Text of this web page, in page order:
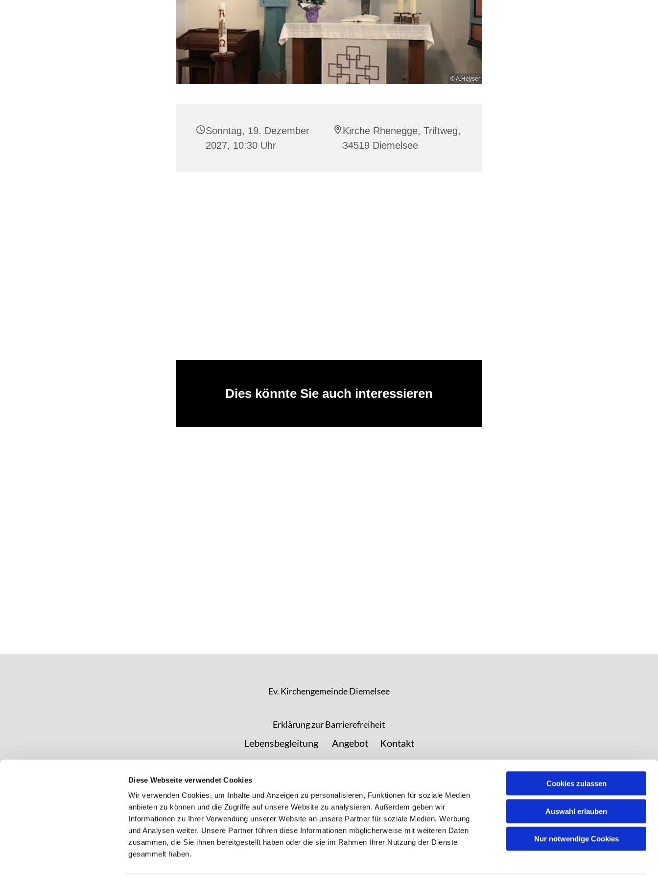
Diese Webseite verwendet Cookies
Wir verwenden Cookies, um Inhalte und Anzeigen zu personalisieren, Funktionen für soziale Medien
anbieten zu können und die Zugriffe auf unsere Website zu analysieren. Außerdem geben wir
Informationen zu Ihrer Verwendung unserer Website an unsere Partner für soziale Medien, Werbung
und Analysen weiter. Unsere Partner führen diese Informationen möglicherweise mit weiteren Daten
zusammen, die Sie ihnen bereitgestellt haben oder die sie im Rahmen Ihrer Nutzung der Dienste
gesammelt haben.
Cookies zulassen
Auswahl erlauben
Nur notwendige Cookies
© A.Heyser
Sonntag, 19. Dezember
2027, 10:30 Uhr
Kirche Rhenegge, Triftweg,
34519 Diemelsee
Dies könnte Sie auch interessieren
Ev. Kirchengemeinde Diemelsee
Erklärung zur Barrierefreiheit
Lebensbegleitung Angebot Kontakt